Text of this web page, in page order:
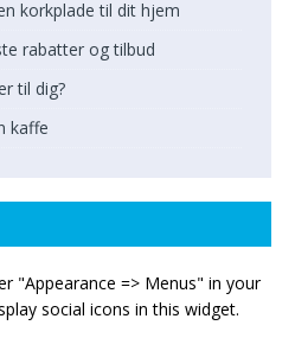
korkplade til dit hjem
rabatter og tilbud
til dig?
kaffe
"Appearance => Menus" in your
social icons in this widget.